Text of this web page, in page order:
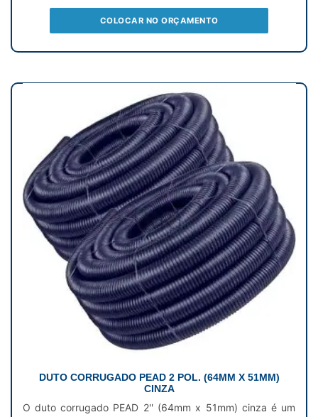
COLOCAR NO ORÇAMENTO
DUTO CORRUGADO PEAD 2 POL. (64MM X 51MM)
CINZA
O duto corrugado PEAD 2'' (64mm x 51mm) cinza é um